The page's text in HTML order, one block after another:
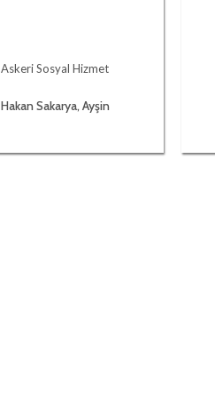
Askeri Sosyal Hizmet
Hakan Sakarya, Ayşin